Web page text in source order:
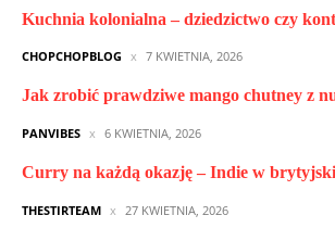
Kuchnia kolonialna – dziedzictwo czy
CHOPCHOPBLOG 7 KWIETNIA, 2026
Jak zrobić prawdziwe mango chutney z
PANVIBES 6 KWIETNIA, 2026
Curry na każdą okazję – Indie w
THESTIRTEAM 27 KWIETNIA, 2026